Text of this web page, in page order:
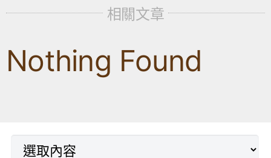
相關文章
Nothing Found